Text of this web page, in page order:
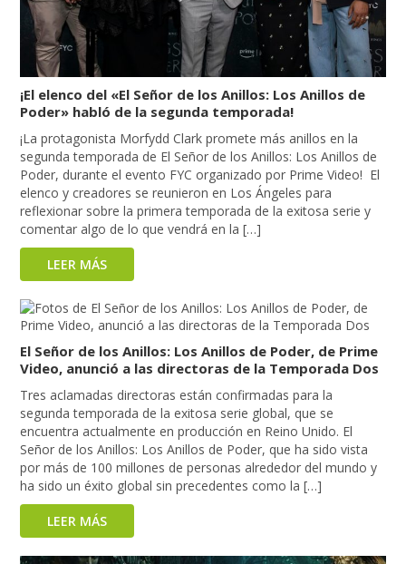
¡El elenco del «El Señor de los Anillos: Los Anillos de
Poder» habló de la segunda temporada!
¡La protagonista Morfydd Clark promete más anillos en la
segunda temporada de El Señor de los Anillos: Los Anillos de
Poder, durante el evento FYC organizado por Prime Video! El
elenco y creadores se reunieron en Los Ángeles para
reflexionar sobre la primera temporada de la exitosa serie y
comentar algo de lo que vendrá en la […]
LEER MÁS
El Señor de los Anillos: Los Anillos de Poder, de Prime
Video, anunció a las directoras de la Temporada Dos
Tres aclamadas directoras están confirmadas para la
segunda temporada de la exitosa serie global, que se
encuentra actualmente en producción en Reino Unido. El
Señor de los Anillos: Los Anillos de Poder, que ha sido vista
por más de 100 millones de personas alrededor del mundo y
ha sido un éxito global sin precedentes como la […]
LEER MÁS